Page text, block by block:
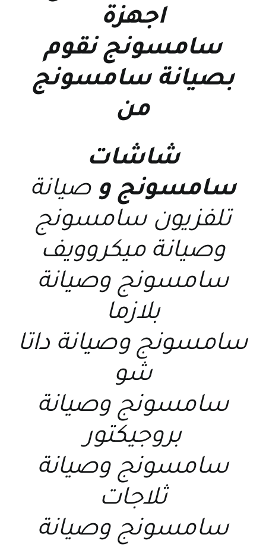
اجهزة
سامسونج نقوم
بصيانة سامسونج
من
شاشات
سامسونج وصيانة
تلفزيون سامسونج
وصيانة ميكروويف
سامسونج وصيانة
بلازما
سامسونج وصيانة داتا
شو
سامسونج وصيانة
بروجيكتور
سامسونج وصيانة
ثلاجات
سامسونج وصيانة